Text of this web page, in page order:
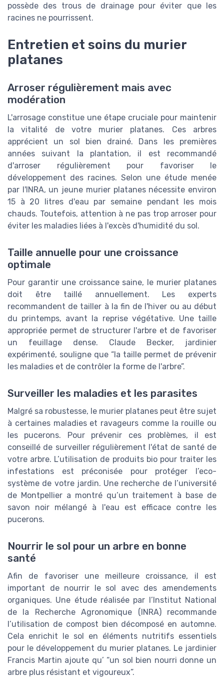
possède des trous de drainage pour éviter que les
racines ne pourrissent.
Entretien et soins du murier
platanes
Arroser régulièrement mais avec
modération
L'arrosage constitue une étape cruciale pour maintenir
la vitalité de votre murier platanes. Ces arbres
apprécient un sol bien drainé. Dans les premières
années suivant la plantation, il est recommandé
d'arroser régulièrement pour favoriser le
développement des racines. Selon une étude menée
par l'INRA, un jeune murier platanes nécessite environ
15 à 20 litres d'eau par semaine pendant les mois
chauds. Toutefois, attention à ne pas trop arroser pour
éviter les maladies liées à l'excès d'humidité du sol.
Taille annuelle pour une croissance
optimale
Pour garantir une croissance saine, le murier platanes
doit être taillé annuellement. Les experts
recommandent de tailler à la fin de l'hiver ou au début
du printemps, avant la reprise végétative. Une taille
appropriée permet de structurer l'arbre et de favoriser
un feuillage dense. Claude Becker, jardinier
expérimenté, souligne que “la taille permet de prévenir
les maladies et de contrôler la forme de l'arbre”.
Surveiller les maladies et les parasites
Malgré sa robustesse, le murier platanes peut être sujet
à certaines maladies et ravageurs comme la rouille ou
les pucerons. Pour prévenir ces problèmes, il est
conseillé de surveiller régulièrement l'état de santé de
votre arbre. L’utilisation de produits bio pour traiter les
infestations est préconisée pour protéger l’eco-
système de votre jardin. Une recherche de l’université
de Montpellier a montré qu’un traitement à base de
savon noir mélangé à l'eau est efficace contre les
pucerons.
Nourrir le sol pour un arbre en bonne
santé
Afin de favoriser une meilleure croissance, il est
important de nourrir le sol avec des amendements
organiques. Une étude réalisée par l’Institut National
de la Recherche Agronomique (INRA) recommande
l’utilisation de compost bien décomposé en automne.
Cela enrichit le sol en éléments nutritifs essentiels
pour le développement du murier platanes. Le jardinier
Francis Martin ajoute qu’ “un sol bien nourri donne un
arbre plus résistant et vigoureux”.